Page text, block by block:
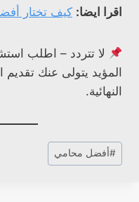
اقرا ايضا: كيف تختار
لا تتردد – اطلب
المؤيد يتولى عنك تقديم
النهائية.
وسوم
المقال:
#أفضل محامي